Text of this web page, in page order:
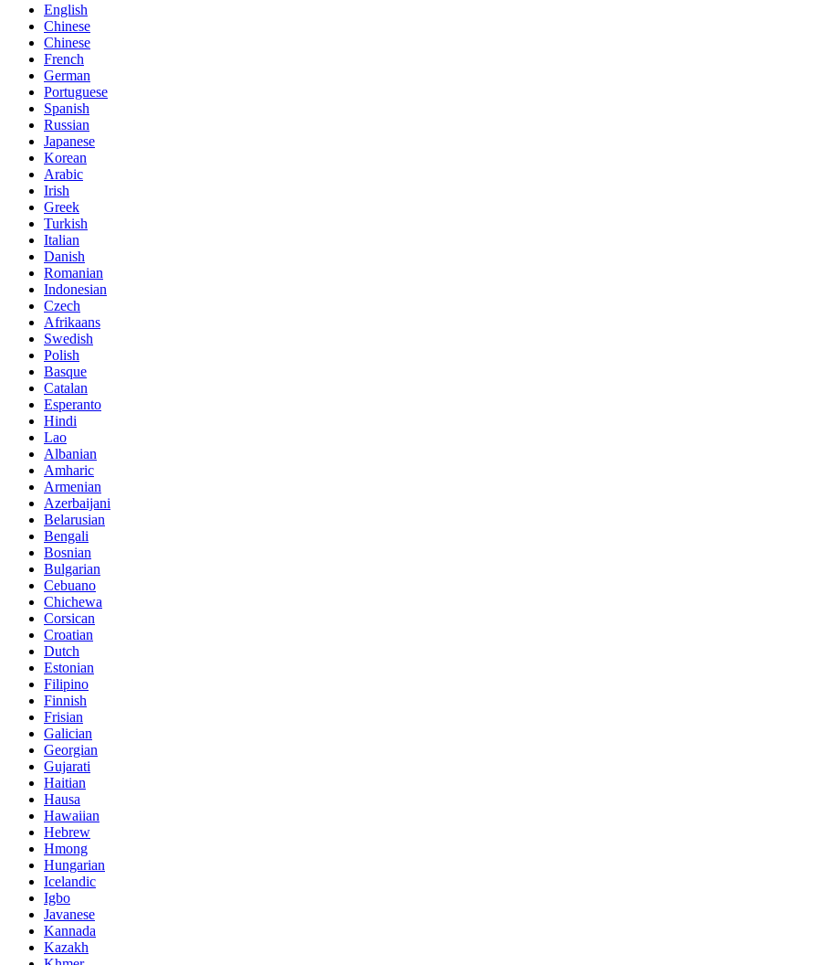
English
Chinese
Chinese
French
German
Portuguese
Spanish
Russian
Japanese
Korean
Arabic
Irish
Greek
Turkish
Italian
Danish
Romanian
Indonesian
Czech
Afrikaans
Swedish
Polish
Basque
Catalan
Esperanto
Hindi
Lao
Albanian
Amharic
Armenian
Azerbaijani
Belarusian
Bengali
Bosnian
Bulgarian
Cebuano
Chichewa
Corsican
Croatian
Dutch
Estonian
Filipino
Finnish
Frisian
Galician
Georgian
Gujarati
Haitian
Hausa
Hawaiian
Hebrew
Hmong
Hungarian
Icelandic
Igbo
Javanese
Kannada
Kazakh